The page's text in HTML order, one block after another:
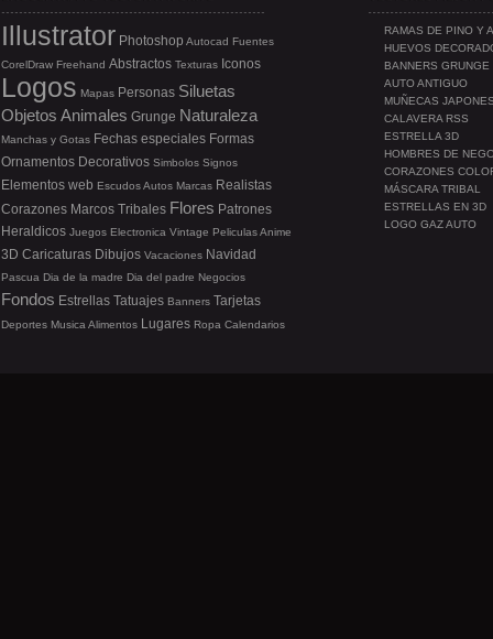
RAMAS DE PINO Y
HUEVOS
BANNERS GRUNGE
AUTO ANTIGUO
MUÑECAS
CALAVERA RSS
ESTRELLA 3D
HOMBRES DE
CORAZONES
MÁSCARA TRIBAL
ESTRELLAS EN 3D
LOGO GAZ AUTO
Illustrator Photoshop Autocad Fuentes
CorelDraw Freehand Abstractos Texturas Iconos
Logos Mapas Personas Siluetas
Objetos Animales Grunge Naturaleza
Manchas y Gotas Fechas especiales Formas
Ornamentos Decorativos Simbolos Signos
Elementos web EscudosAutos Marcas Realistas
Corazones Marcos Tribales Flores Patrones
Heraldicos Juegos Electronica Vintage PeliculasAnime
3D Caricaturas Dibujos Vacaciones Navidad
Pascua Dia de la madre Dia del padre Negocios
Fondos Estrellas Tatuajes Banners Tarjetas
Deportes Musica Alimentos Lugares Ropa Calendarios